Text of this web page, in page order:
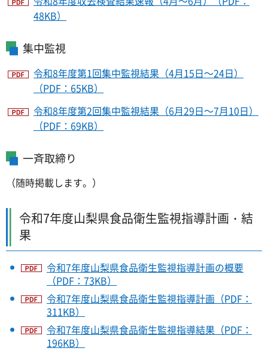
48KB）
集中監視
令和8年度第1回集中監視結果（4月15日～24日）
（PDF：65KB）
令和8年度第2回集中監視結果（6月29日～7月10日）
（PDF：69KB）
一斉取締り
（随時掲載します。）
令和7年度山梨県食品衛生監視指導計画・結
果
令和7年度山梨県食品衛生監視指導計画の概要
（PDF：73KB）
令和7年度山梨県食品衛生監視指導計画（PDF：
311KB）
令和7年度山梨県食品衛生監視指導結果（PDF：
196KB）